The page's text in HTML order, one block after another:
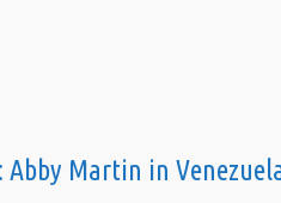
Abby Martin in